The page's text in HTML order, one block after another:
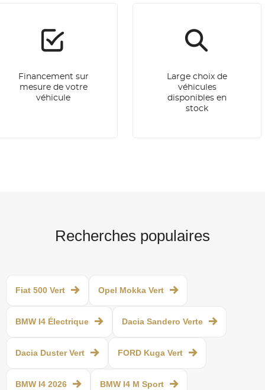
Financement sur
mesure de votre
véhicule
Large choix de
véhicules
disponibles en
stock
Recherches populaires
Fiat 500 Vert Opel Mokka Vert
BMW I4 Électrique Dacia Sandero Verte
Dacia Duster Vert FORD Kuga Vert
BMW I4 2026 BMW I4 M Sport